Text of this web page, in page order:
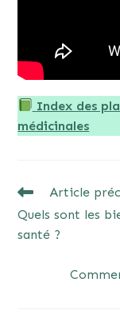
Index des
médicinales
READ
ARTICLES
Article
Quels sont les
santé ?